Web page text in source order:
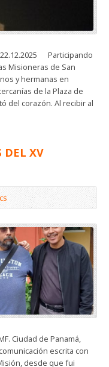
22.12.2025 Participando
Misioneras de San
y hermanas en
de la Plaza de
del corazón. Al recibir al
DEL XV
Ciudad de Panamá,
escrita con
desde que fui